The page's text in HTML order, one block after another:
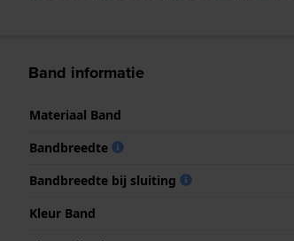
Band informatie
Materiaal Band
Bandbreedte
Bandbreedte bij sluiting
Kleur Band